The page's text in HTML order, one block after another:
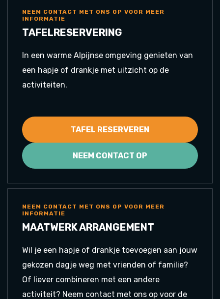
NEEM CONTACT MET ONS OP VOOR MEER
INFORMATIE
TAFELRESERVERING
In een warme Alpijnse omgeving genieten van
een hapje of drankje met uitzicht op de
activiteiten.
TAFEL RESERVEREN
NEEM CONTACT OP
NEEM CONTACT MET ONS OP VOOR MEER
INFORMATIE
MAATWERK ARRANGEMENT
Wil je een hapje of drankje toevoegen aan jouw
gekozen dagje weg met vrienden of familie?
Of liever combineren met een andere
activiteit? Neem contact met ons op voor de